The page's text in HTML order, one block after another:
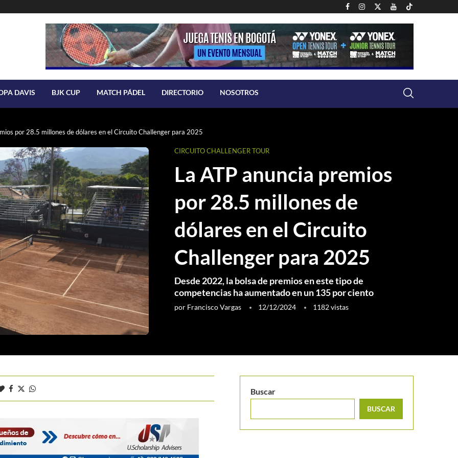
DAVIS BJK CUP MATCH PÁDEL DIRECTORIO NOSOTROS
por 28.5 millones de dólares en el Circuito Challenger para 2025
CIRCUITO CHALLENGER TOUR
La ATP anuncia premios
por 28.5 millones de
dólares en el Circuito
Challenger para 2025
Desde 2022, la bolsa de premios en este tipo de
competencias ha aumentado en un 135 por ciento
por Francisco Vargas 12/12/2024 1182vistas
Buscar
BUSCAR